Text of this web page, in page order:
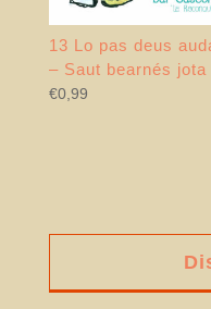
13 Lo pas deus
– Saut bearnés jota
€0,99